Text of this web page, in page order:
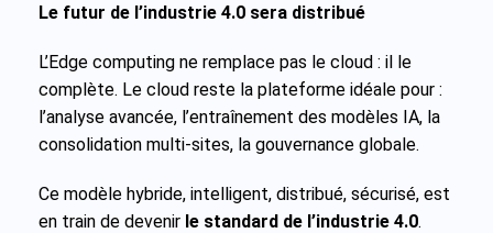
Le futur de l’industrie 4.0 sera distribué
L’Edge computing ne remplace pas le cloud : il le
complète. Le cloud reste la plateforme idéale pour :
l’analyse avancée, l’entraînement des modèles IA, la
consolidation multi-sites, la gouvernance globale.
Ce modèle hybride, intelligent, distribué, sécurisé, est
en train de devenir le standard de l’industrie 4.0.